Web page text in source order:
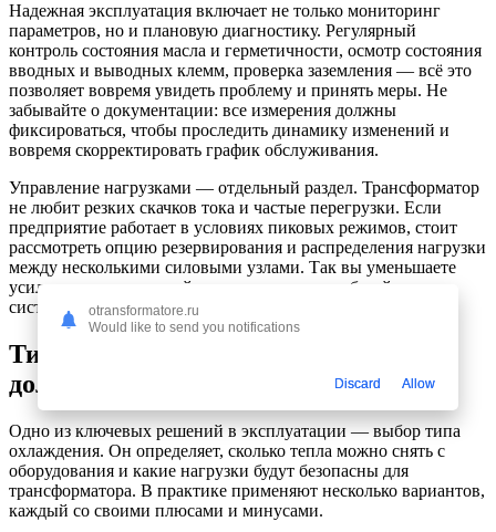
Надежная эксплуатация включает не только мониторинг
параметров, но и плановую диагностику. Регулярный
контроль состояния масла и герметичности, осмотр состояния
вводных и выводных клемм, проверка заземления — всё это
позволяет вовремя увидеть проблему и принять меры. Не
забывайте о документации: все измерения должны
фиксироваться, чтобы проследить динамику изменений и
вовремя скорректировать график обслуживания.
Управление нагрузками — отдельный раздел. Трансформатор
не любит резких скачков тока и частые перегрузки. Если
предприятие работает в условиях пиковых режимов, стоит
рассмотреть опцию резервирования и распределения нагрузки
между несколькими силовыми узлами. Так вы уменьшаете
усилия на одном устройстве и продлеваете общий ресурс
системы.
Типы охлаждения и их влияние на
долговечность
Одно из ключевых решений в эксплуатации — выбор типа
охлаждения. Он определяет, сколько тепла можно снять с
оборудования и какие нагрузки будут безопасны для
трансформатора. В практике применяют несколько вариантов,
каждый со своими плюсами и минусами.
otransformatore.ru
Would like to send you notifications
Discard Allow